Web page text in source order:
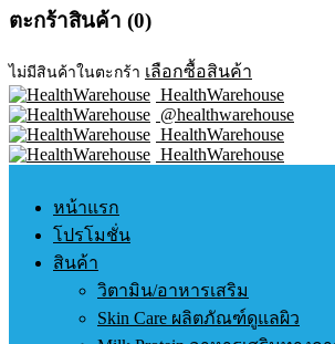
ตะกร้าสินค้า (0)
ไม่มีสินค้าในตะกร้า เลือกซื้อสินค้า
HealthWarehouse
@healthwarehouse
HealthWarehouse
HealthWarehouse
หน้าแรก
โปรโมชั่น
สินค้า
วิตามิน/อาหารเสริม
Skin Care ผลิตภัณฑ์ดูแลผิว